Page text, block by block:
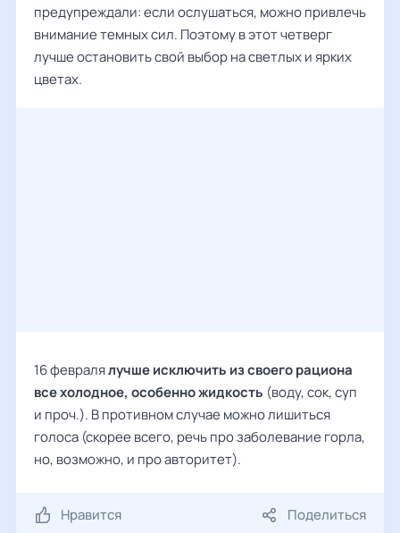
предупреждали: если ослушаться, можно привлечь
внимание темных сил. Поэтому в этот четверг
лучше остановить свой выбор на светлых и ярких
цветах.
16 февралялучше исключить из своего рациона
все холодное, особенно жидкость (воду, сок, суп
и проч.). В противном случае можно лишиться
голоса (скорее всего, речь про заболевание горла,
но, возможно, и про авторитет).
Нравится Поделиться